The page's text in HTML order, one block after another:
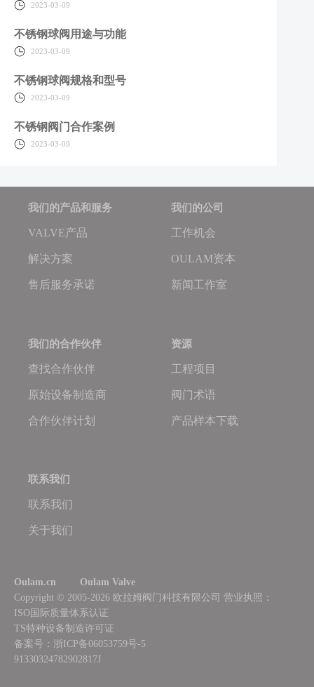
2023-03-09
不锈钢球阀用途与功能
2023-03-09
不锈钢球阀规格和型号
2023-03-09
不锈钢阀门合作案例
2023-03-09
我们的产品和服务
VALVE产品
解决方案
售后服务承诺
我们的公司
工作机会
OULAM资本
新闻工作室
我们的合作伙伴
查找合作伙伴
原始设备制造商
合作伙伴计划
资源
工程项目
阀门术语
产品样本下载
联系我们
联系我们
关于我们
Oulam.cn
Oulam Valve
Copyright © 2005-2026 欧拉姆阀门科技有限公司
ISO国际质量体系认证
TS特种设备制造许可证
备案号：浙ICP备06053759号-5
营业执照：
91330324782902817J